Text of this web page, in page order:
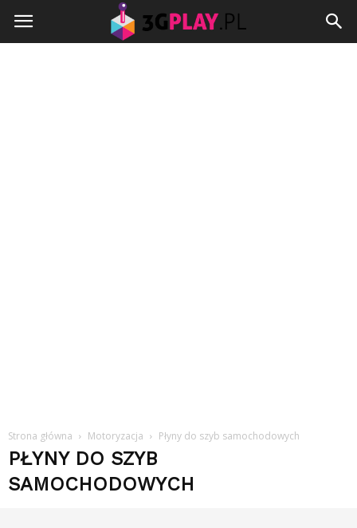
3gplay.pl
Strona główna Motoryzacja Płyny do szyb samochodowych
PŁYNY DO SZYB
SAMOCHODOWYCH